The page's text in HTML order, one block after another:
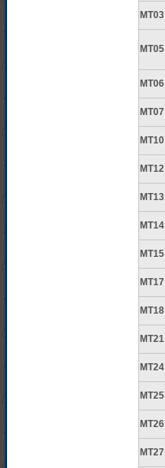
MT03
MT05
MT06
MT07
MT10
MT12
MT13
MT14
MT15
MT17
MT18
MT21
MT24
MT25
MT26
MT27